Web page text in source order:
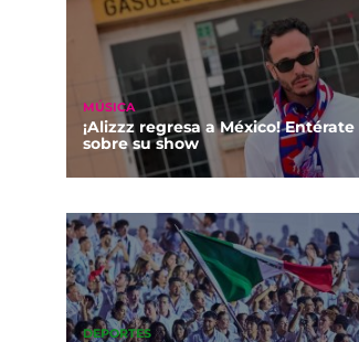
MÚSICA
¡Alizzz regresa a México!
sobre su show
DEPORTES